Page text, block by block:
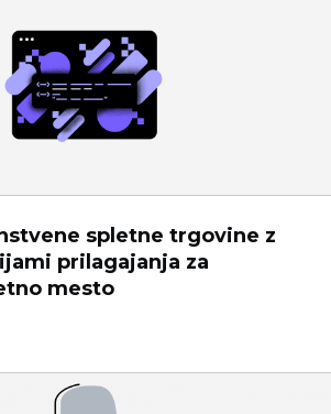
spletne trgovine z
prilagajanja za
mesto